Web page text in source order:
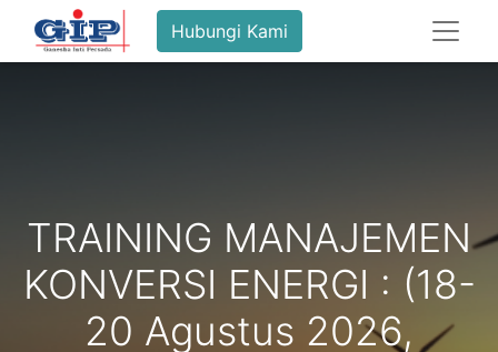
Hubungi Kami
TRAINING MANAJEMEN
KONVERSI ENERGI : (18-
20 Agustus 2026,